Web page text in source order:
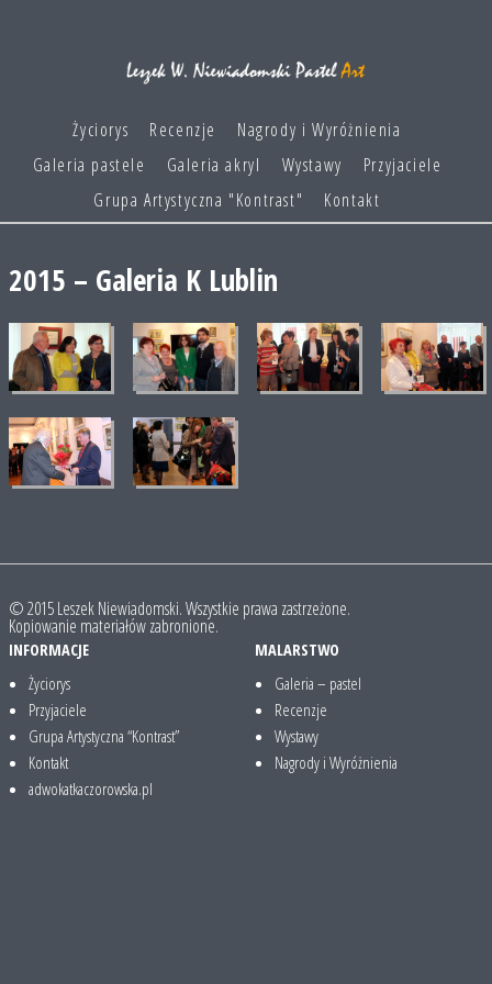
Życiorys Recenzje
Nagrody i Wyróżnienia
Galeria pastele
Galeria akryl Wystawy
Przyjaciele
Grupa Artystyczna "Kontrast"
Kontakt
2015 – Galeria K Lublin
© 2015 Leszek Niewiadomski. Wszystkie prawa zastrzeżone.
Kopiowanie materiałów zabronione.
INFORMACJE
Życiorys
Przyjaciele
Grupa Artystyczna “Kontrast”
Kontakt
adwokatkaczorowska.pl
MALARSTWO
Galeria – pastel
Recenzje
Wystawy
Nagrody i Wyróżnienia